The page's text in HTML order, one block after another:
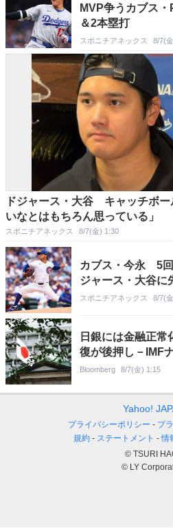
MVP争うカブス
＆2本塁打
スポニチアネックス 8/7(
ドジャース・大谷 キャッチボ
いなとはもちろん思っている」
スポニチアネックス 8/7(金) 1:30
カブス・今永 5
ジャース・大谷に
スポニチアネックス 8/7(
日銀には金融正常
復が後押し－IMF
Bloomberg 8/7(金) 1:15
Yahoo!
プライバシーポリシー
プ
規約
ステートメント 情
© TSURI
© LY